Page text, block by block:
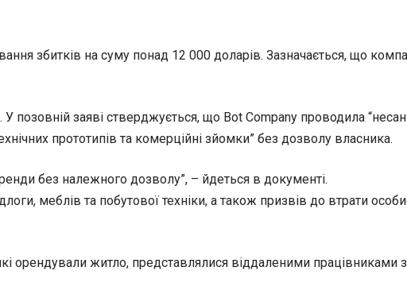
збитків на суму понад 12 000 доларів. Зазначається, що
заяві стверджується, що Bot Company проводила
прототипів та комерційні зйомки” без дозволу власника.
без належного дозволу”, – йдеться в документі.
меблів та побутової техніки, а також призвів до втрати
житло, представлялися віддаленими працівниками з